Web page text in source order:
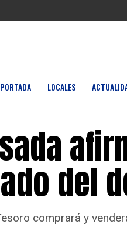
PORTADA LOCALES
del
comprará y